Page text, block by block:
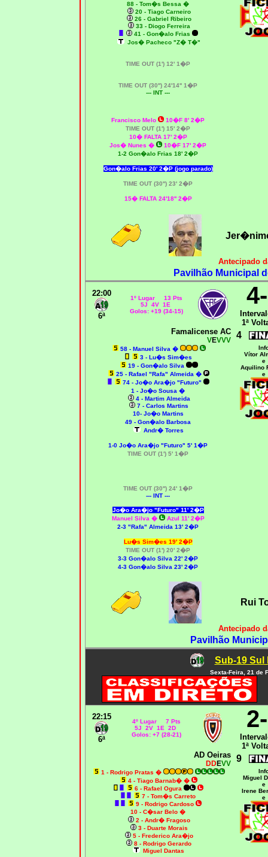
88 - Tom�s Bessa �
20 - Tiago Carneiro
26 - Gabriel Ribeiro
33 - Diogo Ferreira
41 - Gon�alo Frias
Jos� Pacheco "Z� T�"
TIME OUT (1') 12' 1�P
TIME OUT (30'') 24'14'' 1�P
--- INT ---
Francisco Melo
10�F 8' 2�P
TIME OUT (1') 15' 2�P
10� FALTA 17' 2�P
Jos� Nunes �
10�F 17' 2�P
1-2 Gon�alo Frias 18' 2�P
Gon�alo Frias 20' 2�P (jogo parado)
TIME OUT (30'') 23' 2�P
15� FALTA 24'18'' 2�P
Antecipado
Pavilhão Municipal
22:00
6ª
1º Lugar 13 Pts
5J 4V 1E
Golos: +19 (34-15)
1ª
Famalicense AC
VEVVV 4
58 - Manuel Silva �
3 - Lu�s Sim�es
19 - Gon�alo Silva
25 - Rafael "Rafa" Almeida �
74 - Jo�o Ara�jo "Futuro"
1 - Jo�o Sousa �
4 - Martim Almeida
7 - Carlos Martins
10- Jo�o Martins
49 - Gon�alo Barbosa
Andr� Torres
1-0 Jo�o Ara�jo "Futuro" 5' 1�P
TIME OUT (1') 5' 1�P
TIME OUT (30'') 24' 1�P
--- INT ---
Jo�o Ara�jo "Futuro" 11' 2�P
Manuel Silva �
Azul 11' 2�P
2-3 "Rafa" Almeida 13' 2�P
Lu�s Sim�es 19' 2�P
TIME OUT (1') 20' 2�P
3-3 Gon�alo Silva 22' 2�P
4-3 Gon�alo Silva 23' 2�P
Vítor
e
Aquilino
e
Rui
Antecipado
Pavilhão
Sub-19 Sul
Sexta-Feira, 21 de
22:15
6ª
4º Lugar 7 Pts
5J 2V 1E 2D
Golos: +7 (28-21)
1ª
AD Oeiras
DDEVV 9
1 - Rodrigo Pratas �
4 - Tiago Barnab� �
6 - Rafael Ogura
7 - Tom�s Carreto
9 - Rodrigo Cardoso
10 - C�sar Belo �
2 - Andr� Fragoso
3 - Duarte Morais
5 - Frederico Ara�jo
8 - Rodrigo Gerardo
Miguel Dantas
Miguel
e
Irene
e